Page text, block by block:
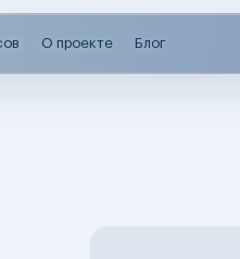
О проекте Блог